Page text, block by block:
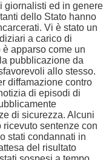
giornalisti ed in genere
dello Stato hanno
Vi è stato un
a carico di
apparso come un
pubblicazione da
allo stesso.
diffamazione contro
di episodi di
di sicurezza. Alcuni
sentenze con
stati condannati in
del risultato